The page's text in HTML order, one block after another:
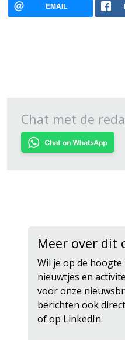
EMAIL
Chat met de
Meer over dit
Wil je op de
nieuwtjes en
voor onze
berichten ook
of op LinkedIn.